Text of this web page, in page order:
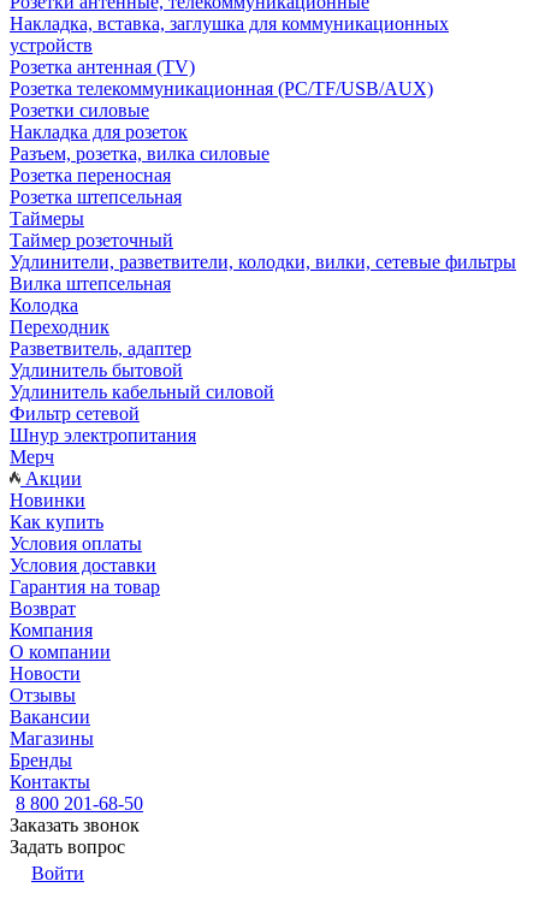
Накладка, вставка, заглушка для коммуникационных
устройств
Розетка антенная (TV)
Розетка телекоммуникационная (PC/TF/USB/AUX)
Розетки силовые
Накладка для розеток
Разъем, розетка, вилка силовые
Розетка переносная
Розетка штепсельная
Таймеры
Таймер розеточный
Удлинители, разветвители, колодки, вилки, сетевые фильтры
Вилка штепсельная
Колодка
Переходник
Разветвитель, адаптер
Удлинитель бытовой
Удлинитель кабельный силовой
Фильтр сетевой
Шнур электропитания
Мерч
Акции
Новинки
Как купить
Условия оплаты
Условия доставки
Гарантия на товар
Возврат
Компания
О компании
Новости
Отзывы
Вакансии
Магазины
Бренды
Контакты
8 800 201-68-50
Заказать звонок
Задать вопрос
Войти